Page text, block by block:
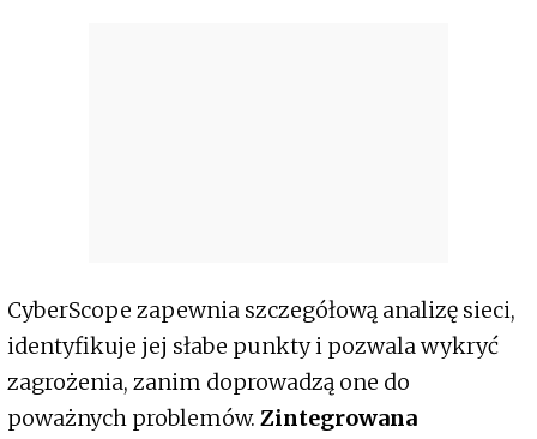
CyberScope zapewnia szczegółową analizę sieci,
identyfikuje jej słabe punkty i pozwala wykryć
zagrożenia, zanim doprowadzą one do
poważnych problemów. Zintegrowana